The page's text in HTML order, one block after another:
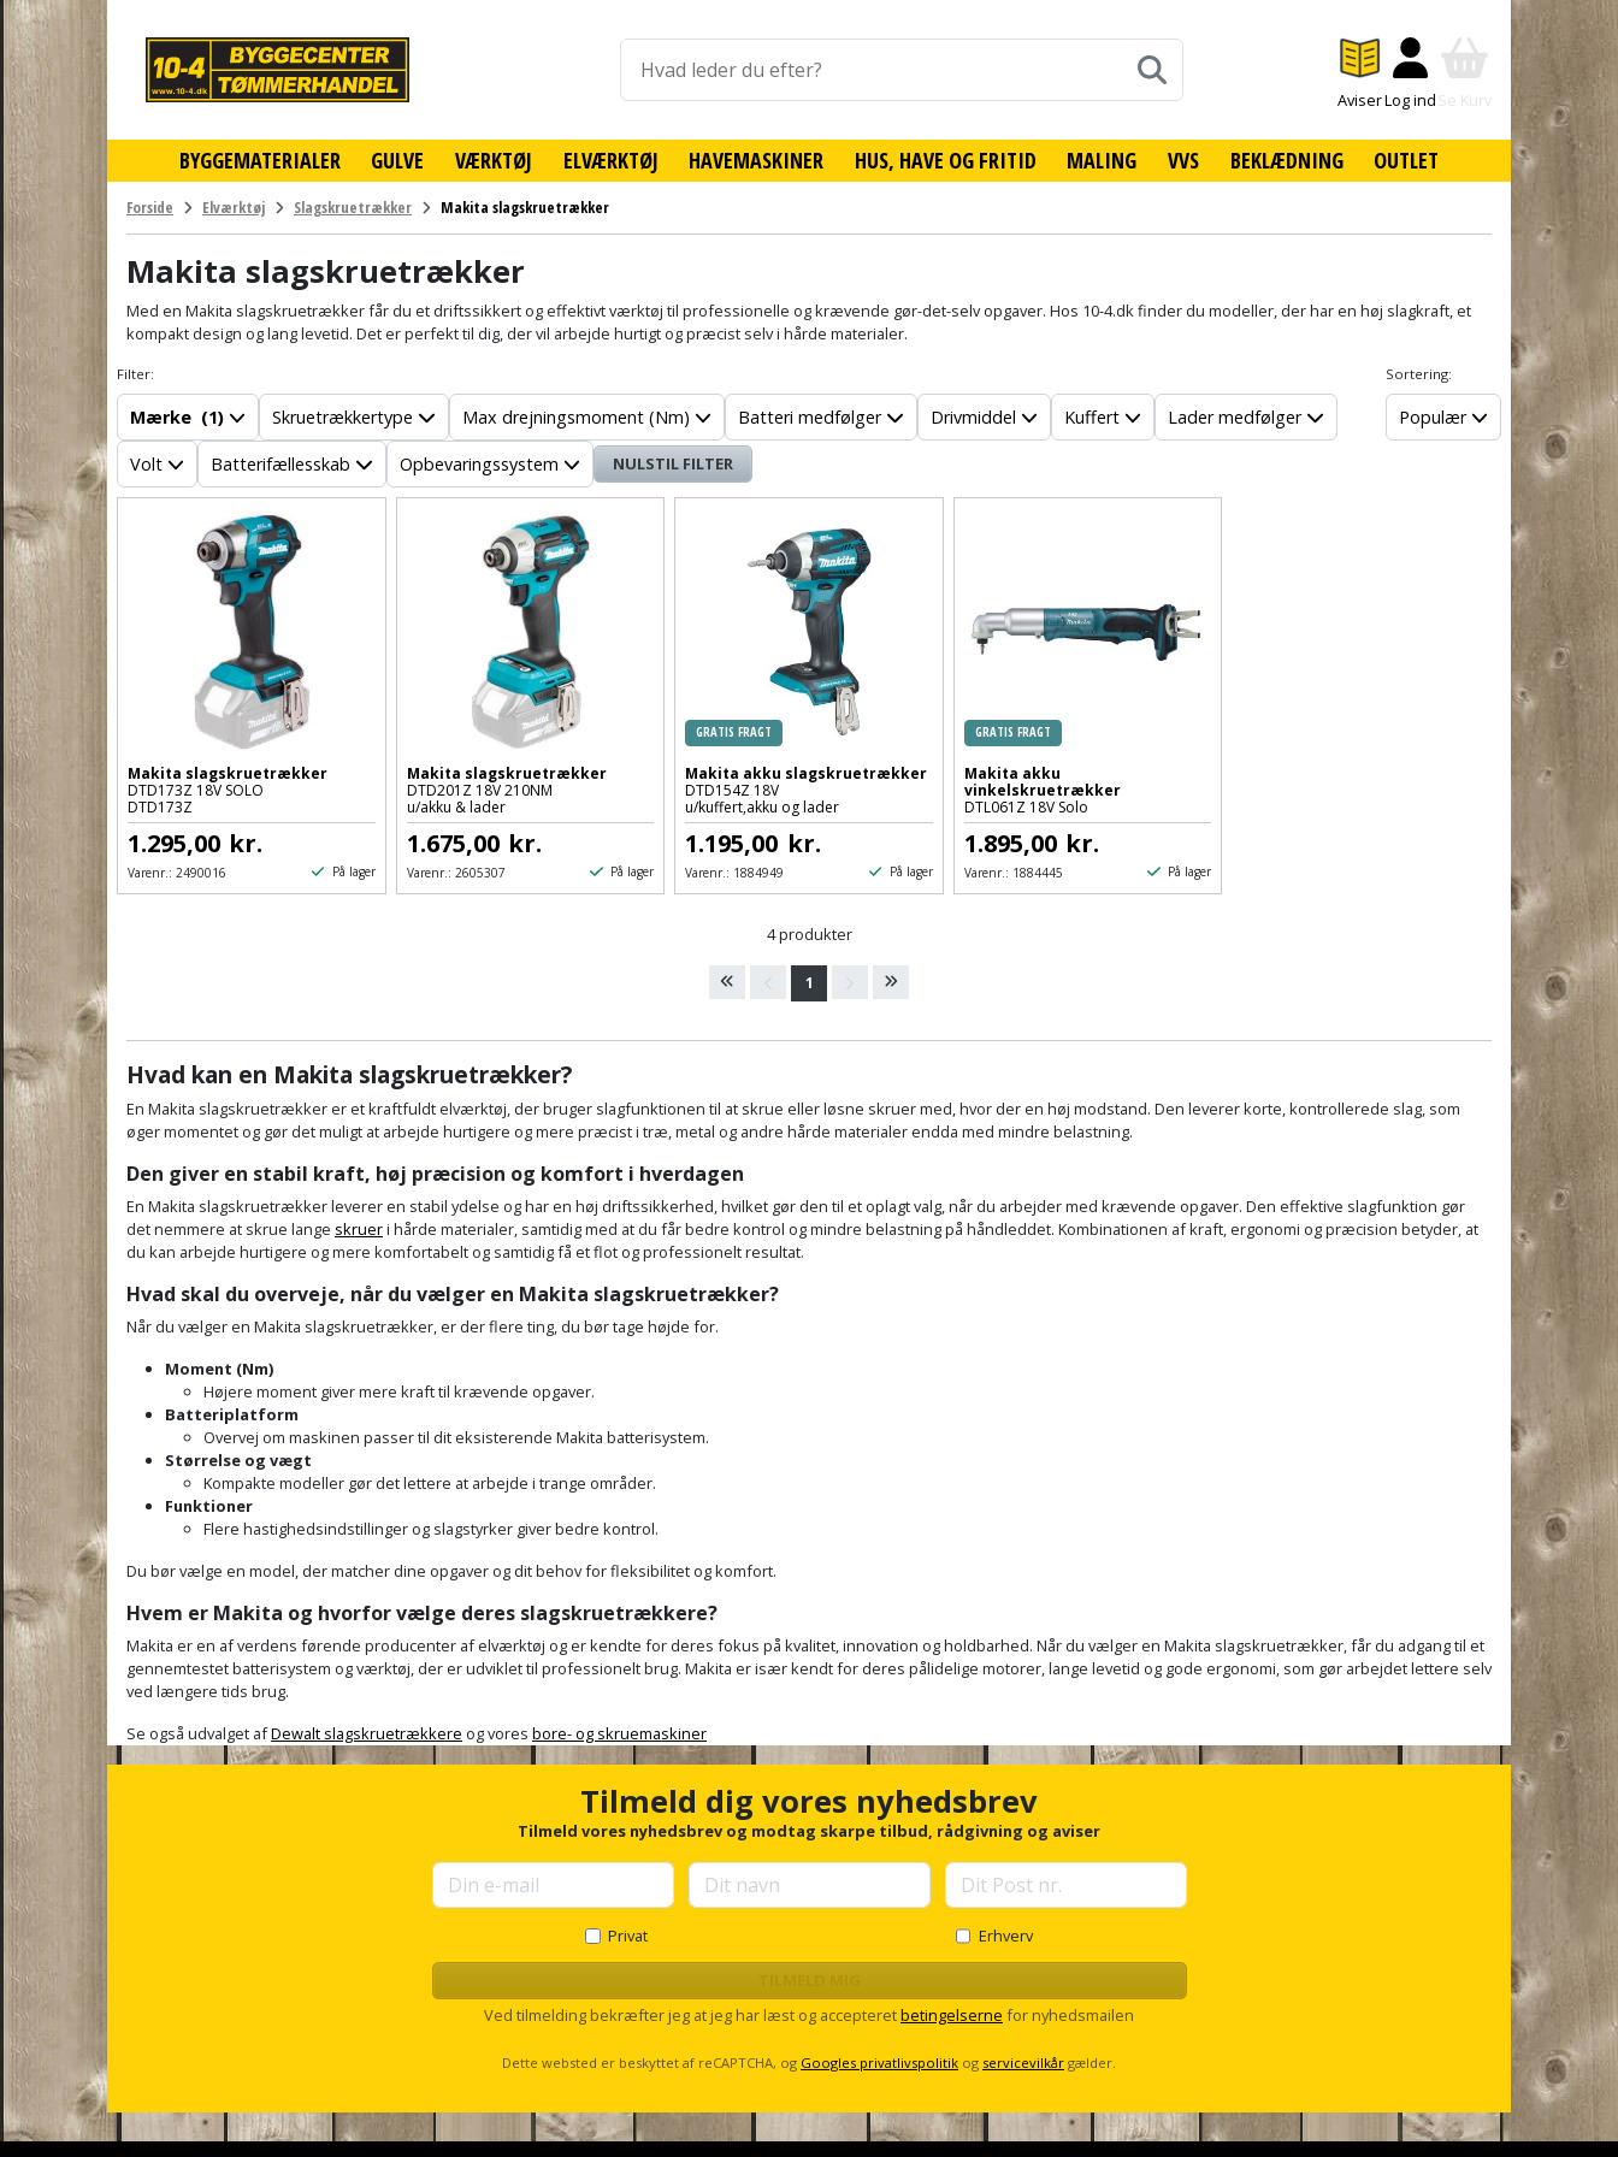
BYGGEMATERIALER GULVE VÆRKTØJ ELVÆRKTØJ HAVEMASKINER HUS, HAVE OG FRITID MALING VVS BEKLÆDNING OUTLET
online
byggemarked
og
tømmerhandel
-
og
AviserLog indSe Kurv
Forside Elværktøj Slagskruetrækker Makita slagskruetrækker
Makita slagskruetrækker
Med en Makita slagskruetrækker får du et driftssikkert og effektivt værktøj til professionelle og krævende gør-det-selv opgaver. Hos 10-4.dk finder du modeller, der har en høj slagkraft, et
kompakt design og lang levetid. Det er perfekt til dig, der vil arbejde hurtigt og præcist selv i hårde materialer.
Filter:
Mærke (1) Skruetrækkertype Max drejningsmoment (Nm) Batteri medfølger Drivmiddel Kuffert Lader medfølger
Volt Batterifællesskab Opbevaringssystem NULSTIL FILTER
Sortering:
Populær
Makita slagskruetrækker
DTD173Z 18V SOLO
DTD173Z
1.295,00 kr.
Varenr.: 2490016 På lager
Makita slagskruetrækker
DTD201Z 18V 210NM
u/akku & lader
1.675,00 kr.
Varenr.: 2605307 På lager
GRATIS FRAGT
Makita akku slagskruetrækker
DTD154Z 18V
u/kuffert,akku og lader
1.195,00 kr.
Varenr.: 1884949 På lager
GRATIS FRAGT
Makita akku
vinkelskruetrækker
DTL061Z 18V Solo
1.895,00 kr.
Varenr.: 1884445 På lager
4 produkter
1
Hvad kan en Makita slagskruetrækker?
En Makita slagskruetrækker er et kraftfuldt elværktøj, der bruger slagfunktionen til at skrue eller løsne skruer med, hvor der en høj modstand. Den leverer korte, kontrollerede slag, som
øger momentet og gør det muligt at arbejde hurtigere og mere præcist i træ, metal og andre hårde materialer endda med mindre belastning.
Den giver en stabil kraft, høj præcision og komfort i hverdagen
En Makita slagskruetrækker leverer en stabil ydelse og har en høj driftssikkerhed, hvilket gør den til et oplagt valg, når du arbejder med krævende opgaver. Den effektive slagfunktion gør
det nemmere at skrue lange skrueri hårde materialer, samtidig med at du får bedre kontrol og mindre belastning på håndleddet. Kombinationen af kraft, ergonomi og præcision betyder, at
du kan arbejde hurtigere og mere komfortabelt og samtidig få et flot og professionelt resultat.
Hvad skal du overveje, når du vælger en Makita slagskruetrækker?
Når du vælger en Makita slagskruetrækker, er der flere ting, du bør tage højde for.
Moment (Nm)
Højere moment giver mere kraft til krævende opgaver.
Batteriplatform
Overvej om maskinen passer til dit eksisterende Makita batterisystem.
Størrelse og vægt
Kompakte modeller gør det lettere at arbejde i trange områder.
Funktioner
Flere hastighedsindstillinger og slagstyrker giver bedre kontrol.
Du bør vælge en model, der matcher dine opgaver og dit behov for fleksibilitet og komfort.
Hvem er Makita og hvorfor vælge deres slagskruetrækkere?
Makita er en af verdens førende producenter af elværktøj og er kendte for deres fokus på kvalitet, innovation og holdbarhed. Når du vælger en Makita slagskruetrækker, får du adgang til et
gennemtestet batterisystem og værktøj, der er udviklet til professionelt brug. Makita er især kendt for deres pålidelige motorer, lange levetid og gode ergonomi, som gør arbejdet lettere selv
ved længere tids brug.
Se også udvalget afDewalt slagskruetrækkere og vores bore- og skruemaskiner
Tilmeld dig vores nyhedsbrev
Tilmeld vores nyhedsbrev og modtag skarpe tilbud, rådgivning og aviser
Privat Erhverv
Ved tilmelding bekræfter jeg at jeg har læst og accepteretbetingelserne for nyhedsmailen
Dette websted er beskyttet af reCAPTCHA, og Googles privatlivspolitik og servicevilkår gælder.